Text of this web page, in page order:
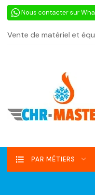
Nous contacter sur
Vente de matériel et
PAR MÉTIERS